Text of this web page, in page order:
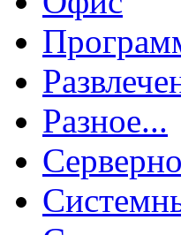
Разное...